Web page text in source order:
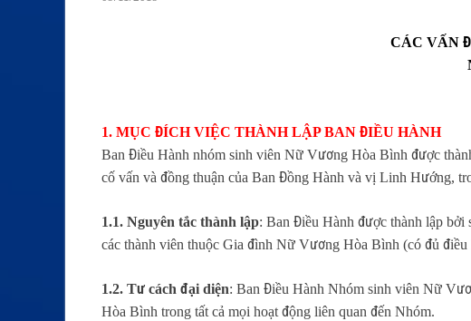
CÁC VẤN
1. MỤC ĐÍCH VIỆC THÀNH LẬP BAN ĐIỀU HÀNH
Ban Điều Hành nhóm sinh viên Nữ Vương Hòa Bình được
cố vấn và đồng thuận của Ban Đồng Hành và vị Linh Hướng,
1.1. Nguyên tắc thành lập: Ban Điều Hành được thành lập
các thành viên thuộc Gia đình Nữ Vương Hòa Bình (có đủ
1.2. Tư cách đại diện: Ban Điều Hành Nhóm sinh viên Nữ
Hòa Bình trong tất cả mọi hoạt động liên quan đến Nhóm.